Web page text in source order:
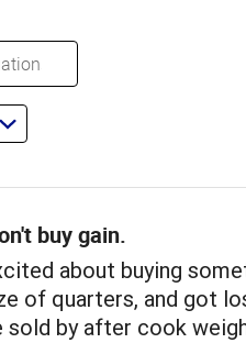
buy gain.
about buying
of quarters, and got
sold by after cook